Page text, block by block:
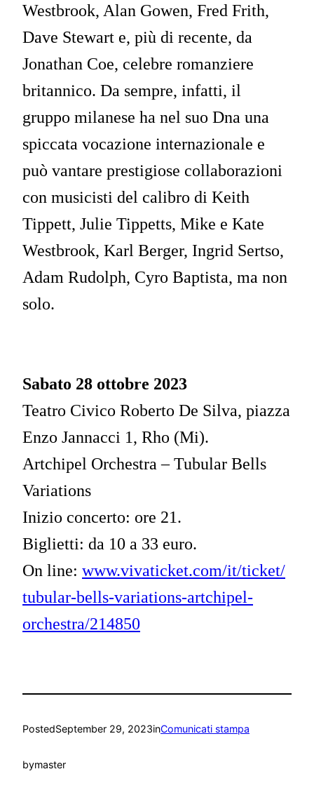
Westbrook, Alan Gowen, Fred Frith,
Dave Stewart e, più di recente, da
Jonathan Coe, celebre romanziere
britannico. Da sempre, infatti, il
gruppo milanese ha nel suo Dna una
spiccata vocazione internazionale e
può vantare prestigiose collaborazioni
con musicisti del calibro di Keith
Tippett, Julie Tippetts, Mike e Kate
Westbrook, Karl Berger, Ingrid Sertso,
Adam Rudolph, Cyro Baptista, ma non
solo.
Sabato 28 ottobre 2023
Teatro Civico Roberto De Silva, piazza
Enzo Jannacci 1, Rho (Mi).
Artchipel Orchestra – Tubular Bells
Variations
Inizio concerto: ore 21.
Biglietti: da 10 a 33 euro.
On line: www.vivaticket.com/it/ticket/
tubular-bells-variations-artchipel-
orchestra/214850
PostedSeptember 29, 2023inComunicati stampa
bymaster